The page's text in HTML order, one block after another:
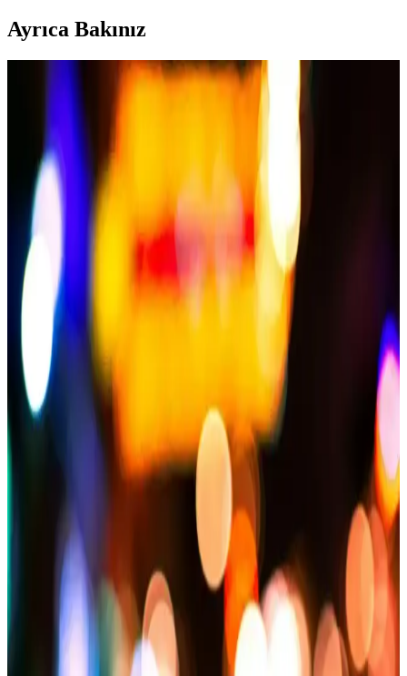
Ayrıca Bakınız
Nubuk Mont Bakımı ve Temizliği İçin Detaylı
Rehber ve İpuçları
Nubuk montların bakımı ve temizliği için temel kurallar, doğru
ürünler ve dikkat edilmesi gerekenler hakkında detaylı bilgiler. Uzun
ömürlü ve yeni gibi görünmesini sağlayın.
Erkek Çocuklar İçin Kış Montu Seçerken Dikkat
Edilmesi Gerekenler ve En İyi Modeller
Erkek çocuklar için uygun mont seçimi, ısı yalıtımı, su geçirmezlik,
dayanıklılık ve şıklık gibi faktörleri göz önüne alarak yapılmalı.
Doğru mont, onların konforu ve sağlığı için önemlidir.
Regular Kalıp Nedir ve Mont Seçiminde Neden
Tercih Edilir
Regular kalıp, rahat ve klasik kesim anlamına gelir. Montlerde
kullanımı, hareket özgürlüğü ve estetik uyumu sağlar. Günlük ve şık
kombinlerde tercih edilen bu kesim, beden uyumu ve konfor sunar.
Beyaz Şişme Mont Seçimi ve Kombinasyonlarıyla
Kışa Şıklık Katın
Beyaz şişme montlar, kışın şıklık ve fonksiyonelliği bir arada sunar.
Moda trendleri, kullanım ipuçları ve uygun modellerle kış
gardırobunuzu yenileyin.
Mont Yıkama ve Bakım Rehberi: Uzman Tavsiyeleri
ve Doğru Yöntemler
Montlerin doğru yıkama ve bakım yöntemleriyle ömrünü uzatın.
Etiket talimatlarına uyun, uygun temizlik ve saklama yöntemleriyle
formunu koruyun, kış aylarında şıklığınız ve konforunuz için önemli